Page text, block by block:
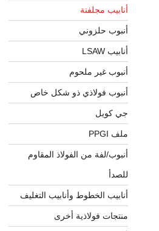
أنابيب مجلفنة
أنبوب حلزوني
أنابيب LSAW
أنبوب غير ملحوم
أنبوب فولاذي ذو شكل خاص
جي كويل
ملف PPGI
أنبوب/لفة من الفولاذ المقاوم
للصدأ
أنابيب الخطوط وأنابيب التغليف
منتجات فولاذية أخرى